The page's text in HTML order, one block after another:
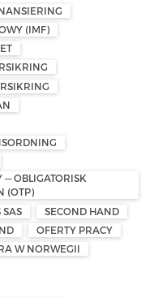
(IMF)
— OBLIGATORISK
(OTP)
SECOND HAND
OFERTY PRACY
W NORWEGII